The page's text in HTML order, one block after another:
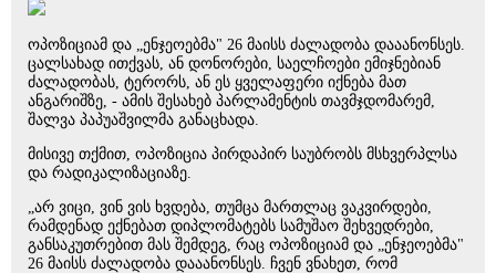
ოპოზიციამ და „ენჯეოებმა" 26 მაისს ძალადობა დააანონსეს.
ცალსახად ითქვას, ან დონორები, საელჩოები ემიჯნებიან
ძალადობას, ტერორს, ან ეს ყველაფერი იქნება მათ
ანგარიშზე, - ამის შესახებ პარლამენტის თავმჯდომარემ,
შალვა პაპუაშვილმა განაცხადა.
მისივე თქმით, ოპოზიცია პირდაპირ საუბრობს მსხვერპლსა
და რადიკალიზაციაზე.
„არ ვიცი, ვინ ვის ხვდება, თუმცა მართლაც ვაკვირდები,
რამდენად ექნებათ დიპლომატებს სამუშაო შეხვედრები,
განსაკუთრებით მას შემდეგ, რაც ოპოზიციამ და „ენჯეოებმა"
26 მაისს ძალადობა დააანონსეს. ჩვენ ვნახეთ, რომ